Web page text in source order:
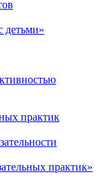
детьми»
практик
практик»